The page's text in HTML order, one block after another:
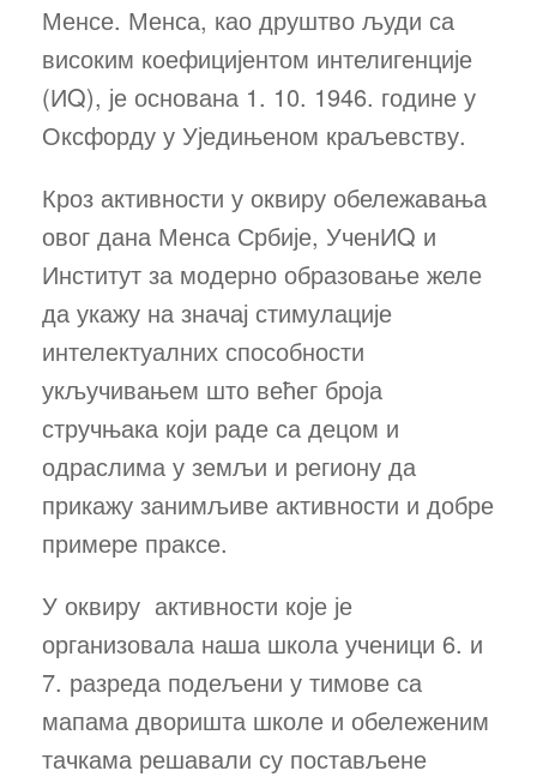
Менсе. Менса, као друштво људи са
високим коефицијентом интелигенције
(ИQ), је основана 1. 10. 1946. године у
Оксфорду у Уједињеном краљевству.
Кроз активности у оквиру обележавања
овог дана Менса Србије, УченИQ и
Институт за модерно образовање желе
да укажу на значај стимулације
интелектуалних способности
укључивањем што већег броја
стручњака који раде са децом и
одраслима у земљи и региону да
прикажу занимљиве активности и добре
примере праксе.
У оквиру активности које је
организовала наша школа ученици 6. и
7. разреда подељени у тимове са
мапама дворишта школе и обележеним
тачкама решавали су постављене